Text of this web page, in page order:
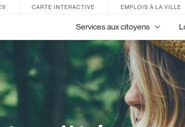
CARTE INTERACTIVE EMPLOIS À LA VILLE
Services aux citoyens